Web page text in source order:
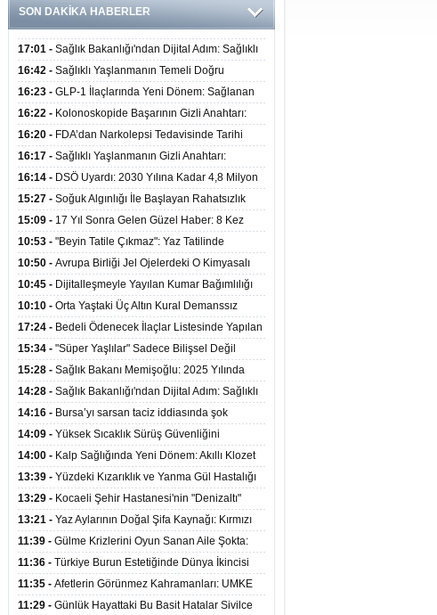
SON DAKİKA HABERLER
17:01 - Sağlık Bakanlığı'ndan Dijital Adım: Sağlıklı
Hayat Merkezlerinde Uzaktan Danışmanlık Dönemi
Başladı
16:42 - Sağlıklı Yaşlanmanın Temeli Doğru
Beslenmeden Geçiyor: İleri Yaşta Hangi Besin
Öğelerine İhtiyaç Duyuluyor?
16:23 - GLP-1 İlaçlarında Yeni Dönem: Sağlanan
Faydalar Yalnızca Kilo Kaybıyla Sınırlı Değil
16:22 - Kolonoskopide Başarının Gizli Anahtarı:
Yetersiz Bağırsak Temizliği Poliplerin Gözden
Kaçmasına Neden Oluyor
16:20 - FDA’dan Narkolepsi Tedavisinde Tarihi
Onay: Oreksin Sistemini Hedefleyen İlk İlaç
Kullanıma Sunuldu
16:17 - Sağlıklı Yaşlanmanın Gizli Anahtarı:
Düzenli Kuvvet Antrenmanı Kas Ve Kemik Sağlığını
Koruyor
16:14 - DSÖ Uyardı: 2030 Yılına Kadar 4,8 Milyon
Hemşire ve Ebe Açığı Oluşabilir
15:27 - Soğuk Algınlığı İle Başlayan Rahatsızlık
Karaciğer Yetmezliği Çıktı: 17 Yıl Sonra Nakille
Hayata Tutundu
15:09 - 17 Yıl Sonra Gelen Güzel Haber: 8 Kez
Reddedilen Hastaya 9'uncu Çağrıda Nakil Yapıldı
10:53 - "Beyin Tatile Çıkmaz": Yaz Tatilinde
Öğrenilenlerin Yüzde 39'u Unutulabiliyor
10:50 - Avrupa Birliği Jel Ojelerdeki O Kimyasalı
Yasakladı: Kısırlık ve Alerji Riski Uyarısı
10:45 - Dijitalleşmeyle Yayılan Kumar Bağımlılığı
Beyni ve Aileyi Yıkıma Uğratıyor
10:10 - Orta Yaştaki Üç Altın Kural Demanssız
Yaşamı 13 Yıl Uzatabiliyor
17:24 - Bedeli Ödenecek İlaçlar Listesinde Yapılan
Düzenlemeler Hakkında Duyuru 2026/30
15:34 - "Süper Yaşlılar" Sadece Bilişsel Değil
Fiziksel Olarak da Daha Sağlıklı Yaşıyor
15:28 - Sağlık Bakanı Memişoğlu: 2025 Yılında
300 Bini Aşkın Kişiye Emzirme Eğitimi Verildi
14:28 - Sağlık Bakanlığı'ndan Dijital Adım: Sağlıklı
Hayat Merkezlerinde Uzaktan Sağlık Hizmeti
Başladı
14:16 - Bursa’yı sarsan taciz iddiasında şok
gelişme!
14:09 - Yüksek Sıcaklık Sürüş Güvenliğini
Düşürüyor: 40 Derecede Güvenli Sürüş Süresi 53
Dakikaya İniyor
14:00 - Kalp Sağlığında Yeni Dönem: Akıllı Klozet
Kapağı 30 Saniyede Ritim Bozukluğunu Tespit
Ediyor
13:39 - Yüzdeki Kızarıklık ve Yanma Gül Hastalığı
(Rozasea) Belirtisi Olabilir
13:29 - Kocaeli Şehir Hastanesi'nin "Denizaltı"
Görünümlü Ünitesi Hastalara Umut Oluyor
13:21 - Yaz Aylarının Doğal Şifa Kaynağı: Kırmızı
Meyveler Bağışıklığı ve Kalbi Koruyor
11:39 - Gülme Krizlerini Oyun Sanan Aile Şokta:
3,5 Yaşındaki Çocuk 8 Kez Felç Geçirdi
11:36 - Türkiye Burun Estetiğinde Dünya İkincisi
Oldu
11:35 - Afetlerin Görünmez Kahramanları: UMKE
Dev Kadrosuyla Görev Başında
11:29 - Günlük Hayattaki Bu Basit Hatalar Sivilce